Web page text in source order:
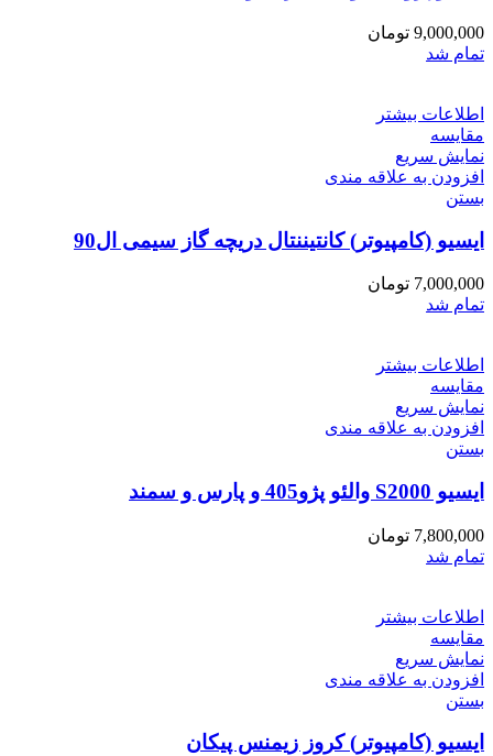
9,000,000 تومان
تمام شد
اطلاعات بیشتر
مقایسه
نمایش سریع
افزودن به علاقه مندی
بستن
ایسیو (کامپیوتر) کانتیننتال دریچه گاز سیمی ال90
7,000,000 تومان
تمام شد
اطلاعات بیشتر
مقایسه
نمایش سریع
افزودن به علاقه مندی
بستن
ایسیو S2000 والئو پژو405 و پارس و سمند
7,800,000 تومان
تمام شد
اطلاعات بیشتر
مقایسه
نمایش سریع
افزودن به علاقه مندی
بستن
ایسیو (کامپیوتر) کروز زیمنس پیکان